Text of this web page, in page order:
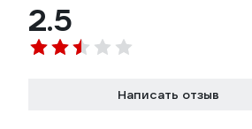
2.5
Написать отзыв